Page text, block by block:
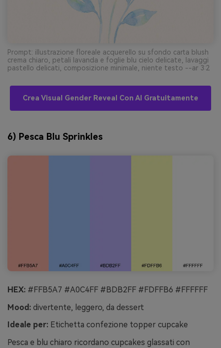
Prompt: illustrazione floreale acquerello su sfondo carta blush
crema chiaro, petali lavanda e foglie blu cielo delicate, lavaggi
pastello delicati, composizione minimale, niente testo --ar 3:2
Crea Visual Gender Reveal Con AI Gratuitamente
6) Pesca Blu Sprinkles
HEX: #FFB5A7 #A0C4FF #BDB2FF #FDFFB6 #FFFFFF
Mood: divertente, leggero, da dessert
Ideale per: Etichetta confezione topper cupcake
Pesca e blu chiaro ricordano cupcakes glassati con